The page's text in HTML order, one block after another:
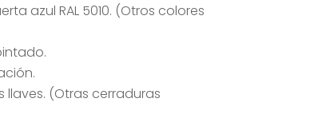
azul RAL 5010. (Otros colores
(Otras cerraduras